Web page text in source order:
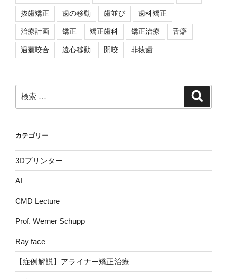
抜歯矯正 歯の移動 歯並び 歯科矯正
治療計画 矯正 矯正歯科 矯正治療 舌癖
過蓋咬合 遠心移動 開咬 非抜歯
検
索:
カテゴリー
3Dプリンター
AI
CMD Lecture
Prof. Werner Schupp
Ray face
【症例解説】アライナー矯正治療